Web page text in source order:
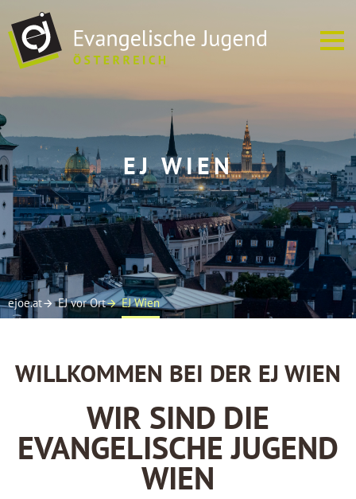
ÜBER UNS
EJ VOR ORT
TERMINE
SOFREI
MEDIEN
EJ WIEN
ejoe.at EJ vor Ort EJ Wien
WILLKOMMEN BEI DER EJ WIEN
WIR SIND DIE
EVANGELISCHE JUGEND
WIEN